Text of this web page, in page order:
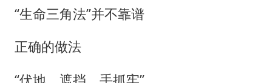
“生命三角法”并不靠谱
正确的做法